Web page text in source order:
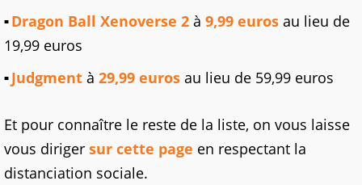
Dragon Ball Xenoverse 2 à 9,99 euros au lieu de
19,99 euros
Judgment à 29,99 euros au lieu de 59,99 euros
Et pour connaître le reste de la liste, on vous laisse
vous diriger sur cette page en respectant la
distanciation sociale.